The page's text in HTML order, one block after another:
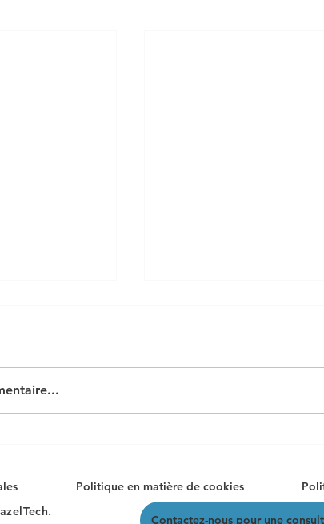
Politique en matière de cookies
Contactez-nous pour une